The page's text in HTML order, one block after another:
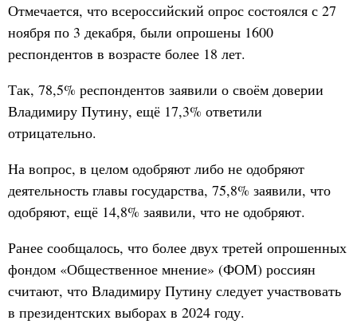
Отмечается, что всероссийский опрос состоялся с 27
ноября по 3 декабря, были опрошены 1600
респондентов в возрасте более 18 лет.
Так, 78,5% респондентов заявили о своём доверии
Владимиру Путину, ещё 17,3% ответили
отрицательно.
На вопрос, в целом одобряют либо не одобряют
деятельность главы государства, 75,8% заявили, что
одобряют, ещё 14,8% заявили, что не одобряют.
Ранее сообщалось, что более двух третей опрошенных
фондом «Общественное мнение» (ФОМ) россиян
считают, что Владимиру Путину следует участвовать
в президентских выборах в 2024 году.